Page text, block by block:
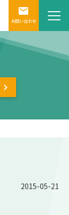
お問い合わせ
2015-05-21